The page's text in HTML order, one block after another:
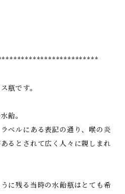
瓶です。
飴。
ベルにある表記の通り、喉の炎
るとされて広く人々に親しまれ
に残る当時の水飴瓶はとても希